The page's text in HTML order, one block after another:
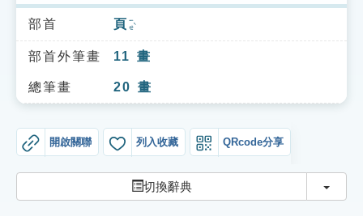
索引選單
知識索引
單字索引
部首 頁 ㄧㄝˋ
部首外筆畫 11 畫
總筆畫 20 畫
開啟關聯 列入收藏 QRcode分享
切換辭典 切換